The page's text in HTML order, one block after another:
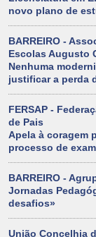
novo plano de
BARREIRO -
Escolas Augusto
Nenhuma
justificar a perda
FERSAP -
de Pais
Apela à coragem
processo de
BARREIRO -
Jornadas
desafios»
União Concelhia